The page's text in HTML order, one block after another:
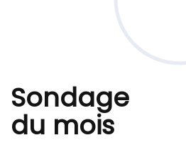
Sondage
du mois